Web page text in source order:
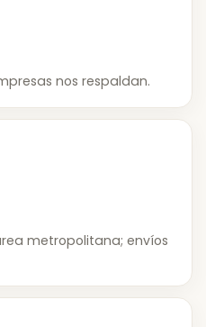
nos respaldan.
metropolitana; envíos